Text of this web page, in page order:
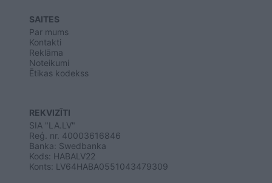
SAITES
Par mums
Kontakti
Reklāma
Noteikumi
Ētikas kodekss
REKVIZĪTI
SIA "LA.LV"
Reģ. nr. 40003616846
Banka: Swedbanka
Kods: HABALV22
Konts: LV64HABA0551043479309